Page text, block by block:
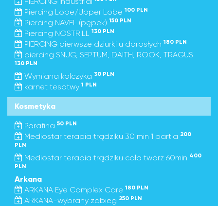
Piercing Lobe/Upper Lobe 100 PLN
Piercing NAVEL (pępek) 150 PLN
Piercing NOSTRILL 130 PLN
PIERCING pierwsze dziurki u dorosłych 180 PLN
piercing SNUG, SEPTUM, DAITH, ROOK, TRAGUS
130 PLN
Wymiana kolczyka 30 PLN
karnet tesotwy 1 PLN
Kosmetyka
Parafina 50 PLN
Mediostar terapia trądziku 30 min 1 partia 200
PLN
Mediostar terapia trądziku cała twarz 60min 400
PLN
Arkana
ARKANA Eye Complex Care 180 PLN
ARKANA-wybrany zabieg 250 PLN